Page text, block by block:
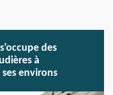
des
à
environs